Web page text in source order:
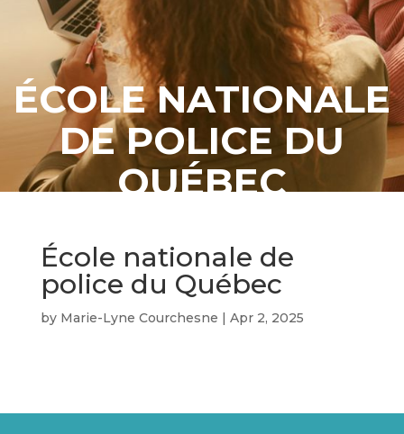
ÉCOLE NATIONALE
DE POLICE DU
QUÉBEC
École nationale de
police du Québec
by Marie-Lyne Courchesne | Apr 2, 2025